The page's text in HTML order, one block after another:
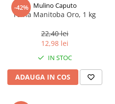
Sare de roca
Sare speciala
Terine si placinte
-42% Mulino Caputo
Faina Manitoba Oro, 1 kg
22,40 lei
12,98 lei
IN STOC
ADAUGA IN COS